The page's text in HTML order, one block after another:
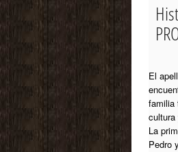
El
familia
La
Pedro